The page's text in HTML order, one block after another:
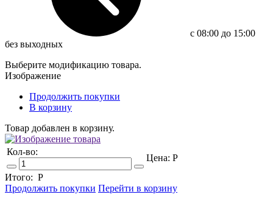
c 08:00 до 15:00
без выходных
Выберите модификацию товара.
Изображение
Продолжить покупки
В корзину
Товар добавлен в корзину.
Кол-во:
Цена: Р
Итого: Р
Продолжить покупки Перейти в корзину